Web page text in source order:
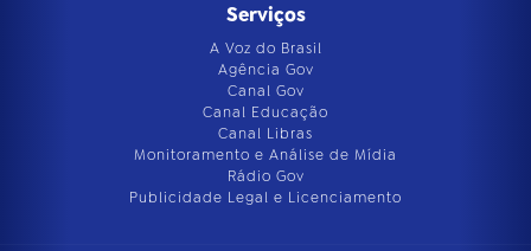
Serviços
A Voz do Brasil
Agência Gov
Canal Gov
Canal Educação
Canal Libras
Monitoramento e Análise de Mídia
Rádio Gov
Publicidade Legal e Licenciamento